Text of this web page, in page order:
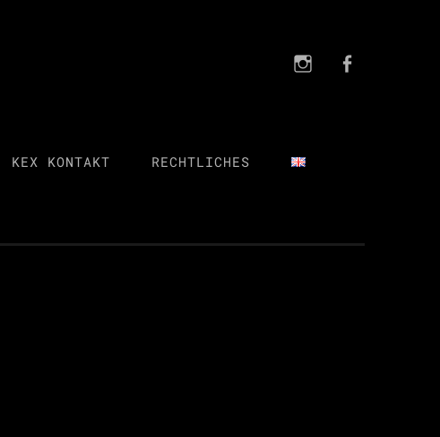
KEX KONTAKT RECHTLICHES